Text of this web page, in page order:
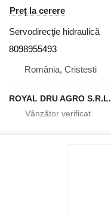
Preț la cerere
Servodirecţie hidraulică
8098955493
România, Cristesti
ROYAL DRU AGRO S.R.L.